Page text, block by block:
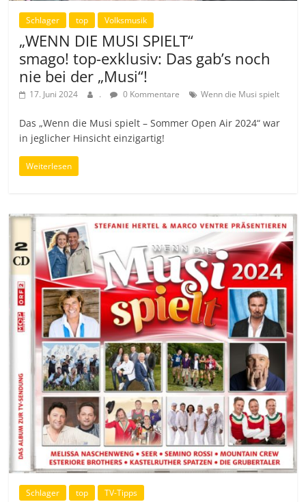
Schlager top Volksmusik
„WENN DIE MUSI SPIELT“
smago! top-exklusiv: Das gab’s noch
nie bei der „Musi“!
17. Juni 2024 . 0 Kommentare Wenn die Musi spielt
Das „Wenn die Musi spielt – Sommer Open Air 2024“ war
in jeglicher Hinsicht einzigartig!
Weiterlesen
Schlager top TV-Tipps